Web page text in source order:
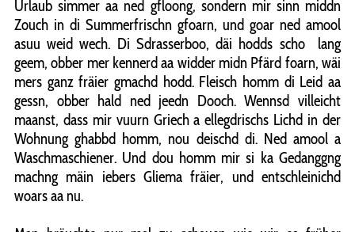
Urlaub simmer aa ned gfloong, sondern mir sinn middn
Zouch in di Summerfrischn gfoarn, und goar ned amool
asuu weid wech. Di Sdrasserboo, däi hodds scho lang
geem, obber mer kennerd aa widder midn Pfärd foarn, wäi
mers ganz fräier gmachd hodd. Fleisch homm di Leid aa
gessn, obber hald ned jeedn Dooch. Wennsd villeicht
maanst, dass mir vuurn Griech a ellegdrischs Lichd in der
Wohnung ghabbd homm, nou deischd di. Ned amool a
Waschmaschiener. Und dou homm mir si ka Gedanggng
machng mäin iebers Gliema fräier, und entschleinichd
woars aa nu.